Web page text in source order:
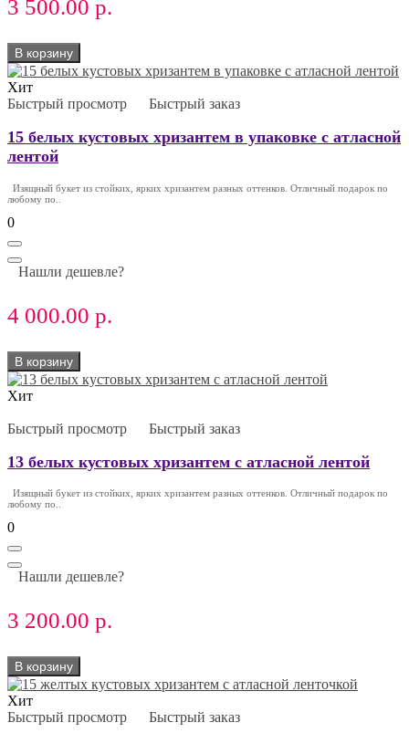
3 500.00 р.
В корзину
Хит
Быстрый просмотр
Быстрый заказ
15 белых кустовых хризантем в упаковке с атласной
лентой
Изящный букет из стойких, ярких хризантем разных оттенков. Отличный подарок по
любому по..
0
Нашли дешевле?
4 000.00 р.
В корзину
Хит
Быстрый просмотр Быстрый заказ
13 белых кустовых хризантем с атласной лентой
Изящный букет из стойких, ярких хризантем разных оттенков. Отличный подарок по
любому по..
0
Нашли дешевле?
3 200.00 р.
В корзину
Хит
Быстрый просмотр
Быстрый заказ